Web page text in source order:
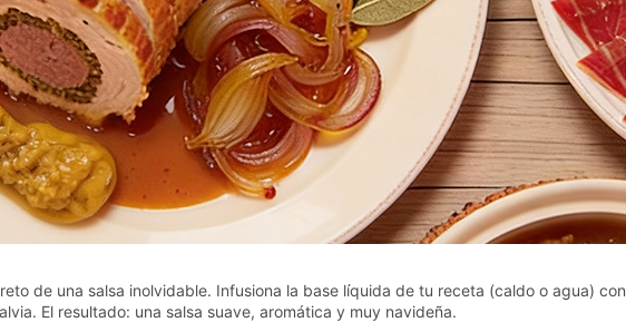
de una salsa inolvidable. Infusiona la base líquida de tu receta (caldo o agua) con
El resultado: una salsa suave, aromática y muy navideña.